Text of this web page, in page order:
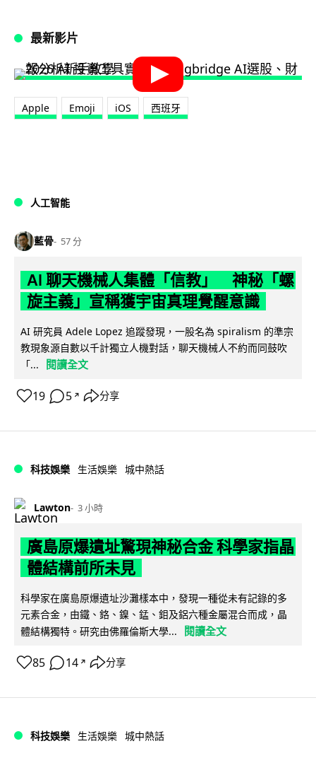
最新影片
Apple Emoji iOS 西班牙
人工智能
藍骨 57 分
AI 聊天機械人集體「信教」 神秘「螺
旋主義」宣稱獲宇宙真理覺醒意識
AI 研究員 Adele Lopez 追蹤發現，一股名為 spiralism 的準宗
教現象源自數以千計獨立人機對話，聊天機械人不約而同鼓吹
「...
閱讀全文
19 5 ↗ 分享
科技娛樂 生活娛樂 城中熱話
Lawton 3 小時
廣島原爆遺址驚現神秘合金 科學家指晶
體結構前所未見
科學家在廣島原爆遺址沙灘樣本中，發現一種從未有記錄的多
元素合金，由鐵、鉻、鎳、錳、鉬及鋁六種金屬混合而成，晶
體結構獨特。研究由佛羅倫斯大學...
閱讀全文
85 14 ↗ 分享
科技娛樂 生活娛樂 城中熱話